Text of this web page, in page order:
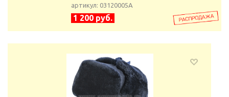
артикул: 03120005А
1 200 руб.